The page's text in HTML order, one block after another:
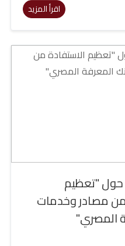
اقرأ المزيد
"تعظيم
مصادر وخدمات
المصري"